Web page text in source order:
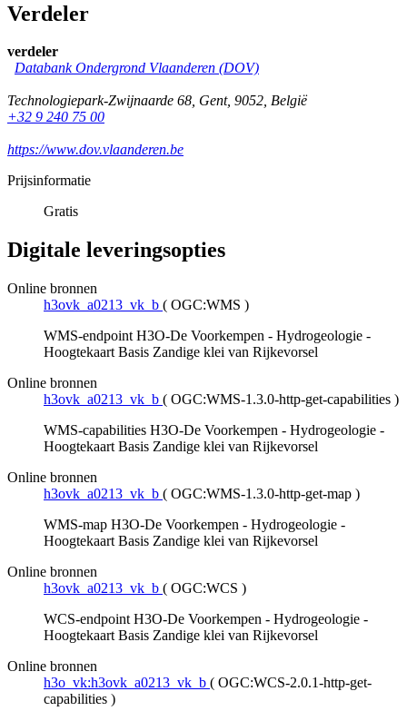
Verdeler
verdeler
Databank Ondergrond Vlaanderen (DOV)
Technologiepark-Zwijnaarde 68, Gent, 9052, België
+32 9 240 75 00
https://www.dov.vlaanderen.be
Prijsinformatie
Gratis
Digitale leveringsopties
Online bronnen
h3ovk_a0213_vk_b ( OGC:WMS )
WMS-endpoint H3O-De Voorkempen - Hydrogeologie -
Hoogtekaart Basis Zandige klei van Rijkevorsel
Online bronnen
h3ovk_a0213_vk_b ( OGC:WMS-1.3.0-http-get-capabilities )
WMS-capabilities H3O-De Voorkempen - Hydrogeologie -
Hoogtekaart Basis Zandige klei van Rijkevorsel
Online bronnen
h3ovk_a0213_vk_b ( OGC:WMS-1.3.0-http-get-map )
WMS-map H3O-De Voorkempen - Hydrogeologie -
Hoogtekaart Basis Zandige klei van Rijkevorsel
Online bronnen
h3ovk_a0213_vk_b ( OGC:WCS )
WCS-endpoint H3O-De Voorkempen - Hydrogeologie -
Hoogtekaart Basis Zandige klei van Rijkevorsel
Online bronnen
h3o_vk:h3ovk_a0213_vk_b ( OGC:WCS-2.0.1-http-get-
capabilities )